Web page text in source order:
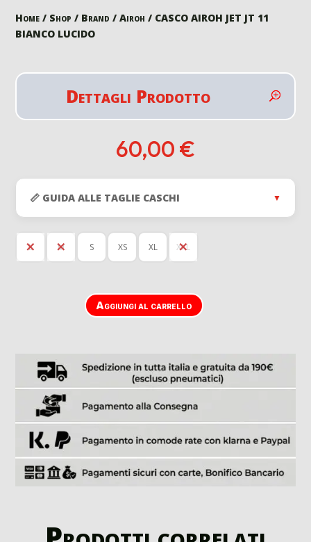
Home / Shop / Brand /Airoh / CASCO AIROH JET JT 11
BIANCO LUCIDO
Dettagli Prodotto
60,00 €
📏 GUIDA ALLE TAGLIE CASCHI ▼
L M S XS XL XXL
Aggiungi al carrello